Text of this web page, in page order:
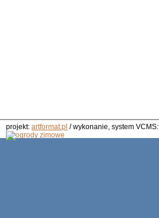
projekt: artformat.pl / wykonanie, system VCMS: